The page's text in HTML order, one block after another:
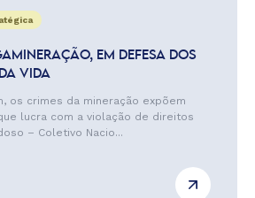
EM DEFESA DOS
DA VIDA
os crimes da mineração expõem
lucra com a violação de direitos
– Coletivo Nacio...